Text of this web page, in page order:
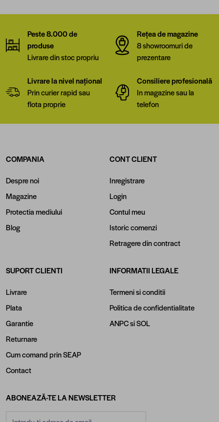
Peste 8.000 de
produse
Livrare din stoc propriu
Rețea de magazine
8 showroomuri de
prezentare
Livrare la nivel național
Prin curier rapid sau
flota proprie
Consiliere profesională
In magazine sau la
telefon
COMPANIA
Despre noi
Magazine
Protectia mediului
Blog
CONT CLIENT
Inregistrare
Login
Contul meu
Istoric comenzi
Retragere din contract
SUPORT CLIENTI
Livrare
Plata
Garantie
Returnare
Cum comand prin SEAP
Contact
INFORMATII LEGALE
Termeni si conditii
Politica de confidentialitate
ANPCsiSOL
ABONEAZĂ-TE LA NEWSLETTER